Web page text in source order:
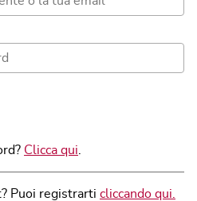
Clicca qui
Puoi registrarti cliccando qui.